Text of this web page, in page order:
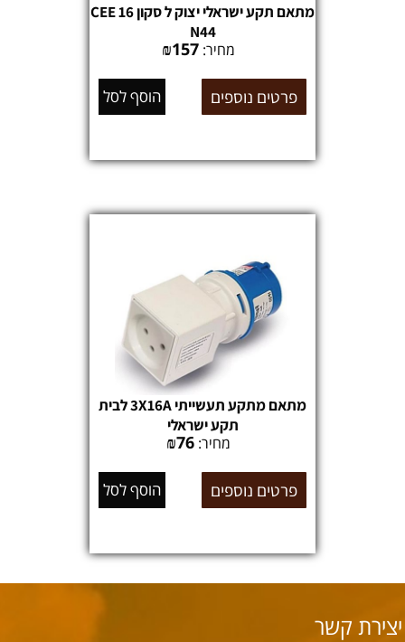
מתאם תקע ישראלי יצוק ל סקון CEE 16
N44
מחיר:
₪157
פרטים נוספים הוסף לסל
מתאם מתקע תעשייתי 3X16A לבית
תקע ישראלי
מחיר:
₪76
פרטים נוספים הוסף לסל
יצירת קשר